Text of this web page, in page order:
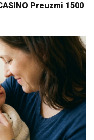
Preuzmi 1500